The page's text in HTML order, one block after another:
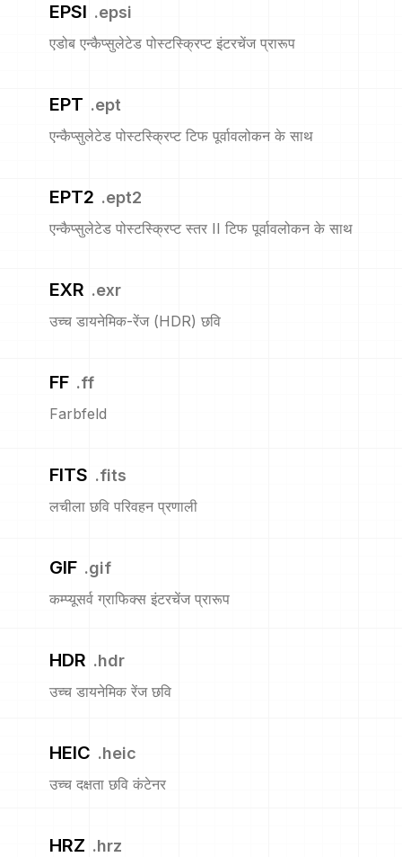
EPSI .epsi
एडोब एन्कैप्सुलेटेड पोस्टस्क्रिप्ट इंटरचेंज प्रारूप
EPT .ept
एन्कैप्सुलेटेड पोस्टस्क्रिप्ट टिफ पूर्वावलोकन के साथ
EPT2 .ept2
एन्कैप्सुलेटेड पोस्टस्क्रिप्ट स्तर II टिफ पूर्वावलोकन के साथ
EXR .exr
उच्च डायनेमिक-रेंज (HDR) छवि
FF .ff
Farbfeld
FITS .fits
लचीला छवि परिवहन प्रणाली
GIF .gif
कम्प्यूसर्व ग्राफिक्स इंटरचेंज प्रारूप
HDR .hdr
उच्च डायनेमिक रेंज छवि
HEIC .heic
उच्च दक्षता छवि कंटेनर
HRZ .hrz